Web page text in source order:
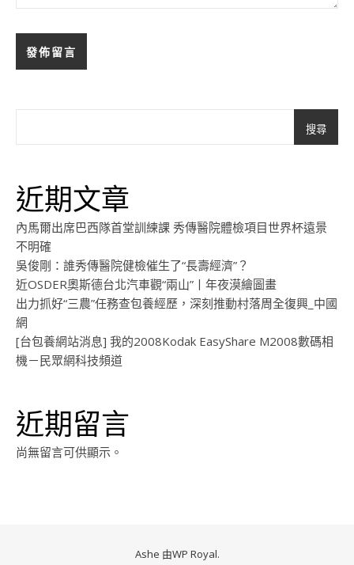
搜尋
近期文章
內馬爾出席巴西隊首堂訓練課 秀傳醫院體檢項目世界杯遠景
不明確
吳俊剛：誰秀傳醫院健檢催生了“長壽經濟”？
近OSDER奧斯德台北汽車觀“兩山”丨年夜漠繪圖畫
出力抓好“三農”任務查包養經歷，深刻推動村落周全復興_中國
網
[台包養網站消息] 我的2008Kodak EasyShare M2008數碼相
機－民眾網科技頻道
近期留言
尚無留言可供顯示。
Ashe 由WP Royal.